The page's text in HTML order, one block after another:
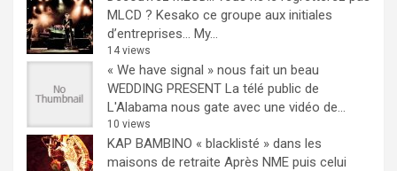
MLCD ? Kesako ce groupe aux initiales
d’entreprises… My...
14 views
« We have signal » nous fait un beau
WEDDING PRESENT La télé public de
L'Alabama nous gate avec une vidéo de...
10 views
KAP BAMBINO « blacklisté » dans les
maisons de retraite Après NME puis celui